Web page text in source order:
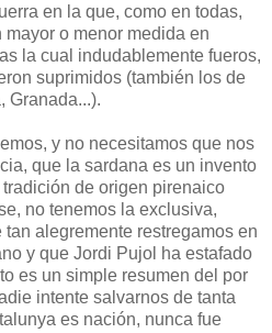
en la que, como en todas,
o menor medida en
la cual indudablemente fueros,
suprimidos (también los de
Granada...).
y no necesitamos que nos
que la sardana es un invento
de origen pirenaico
no tenemos la exclusiva,
alegremente restregamos en
y que Jordi Pujol ha estafado
es un simple resumen del por
intente salvarnos de tanta
es nación, nunca fue